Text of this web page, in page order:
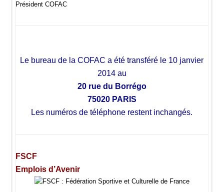
Président COFAC
Le bureau de la COFAC a été transféré le 10 janvier
2014 au
20 rue du Borrégo
75020 PARIS
Les numéros de téléphone restent inchangés.
FSCF
Emplois d’Avenir